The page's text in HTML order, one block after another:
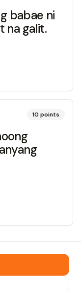
babae ni
na galit.
10 points